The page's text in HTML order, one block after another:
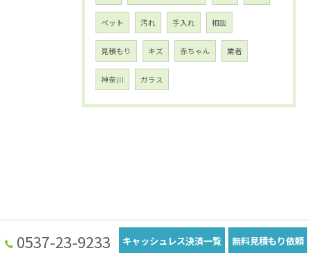
ペット 汚れ 手入れ 相談
見積もり キズ 赤ちゃん 業者
神奈川 ガラス
0537-23-9233 キャッシュレス決済一覧 無料見積もり依頼